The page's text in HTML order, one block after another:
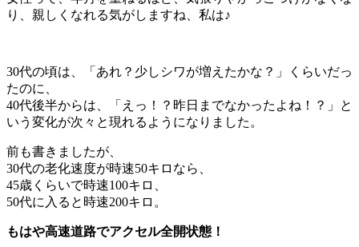
り、親しくなれる気がしますね、私は♪
30代の頃は、「あれ？少しシワが増えたかな？」くらいだっ
たのに、
40代後半からは、「えっ！？昨日までなかったよね！？」と
いう変化が次々と現れるようになりました。
前も書きましたが、
30代の老化速度が時速50キロなら、
45歳くらいで時速100キロ、
50代に入ると時速200キロ。
もはや高速道路でアクセル全開状態！